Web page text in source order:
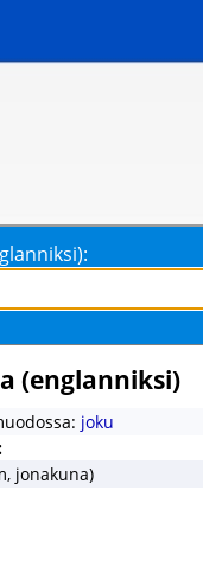
(englanniksi)
joku
jonakuna)